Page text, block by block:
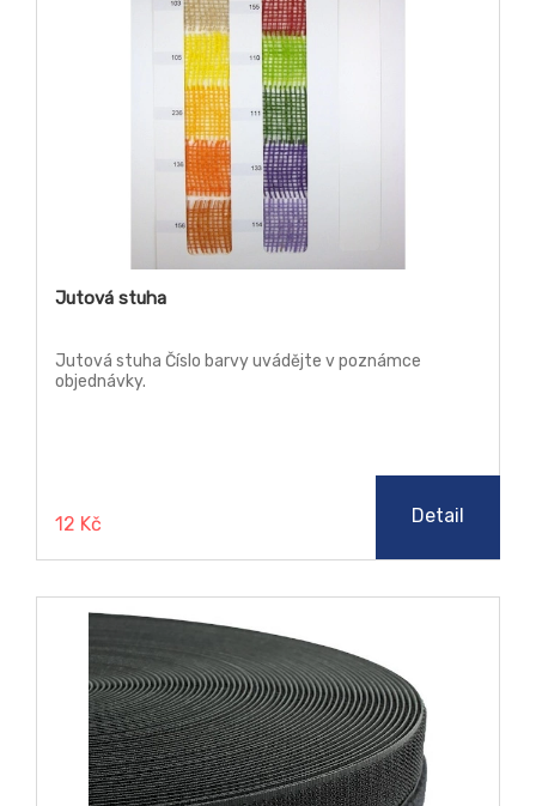
Jutová stuha
Jutová stuha Číslo barvy uvádějte v poznámce
objednávky.
12 Kč Detail